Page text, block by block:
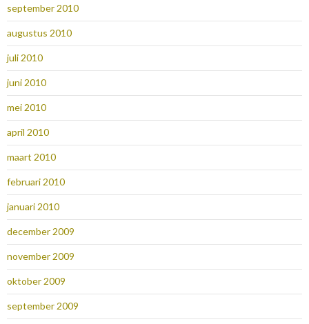
september 2010
augustus 2010
juli 2010
juni 2010
mei 2010
april 2010
maart 2010
februari 2010
januari 2010
december 2009
november 2009
oktober 2009
september 2009